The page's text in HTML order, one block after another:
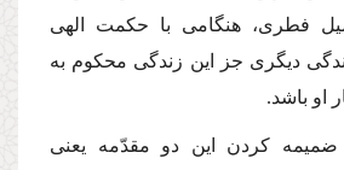
فطرى، هنگامى با حكمت الهى
دیگرى جز این زندگى محكوم به
او باشد.
ضمیمه كردن این دو مقدّمه یعنى